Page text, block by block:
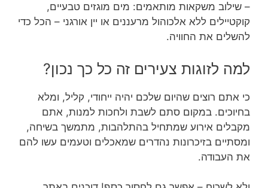
– שילוב משקאות מותאמים: מים מוגזים טבעיים,
קוקטיילים ללא אלכוהול מרעננים או יין אורגני – הכל כדי
להשלים את החוויה.
למה לזוגות צעירים זה כל כך נכון?
כי אתם רוצים שהיום שלכם יהיה ייחודי, קליל, ומלא
בחיוכים. במקום סתם לשבת ולחכות למנות, אתם
מקבלים אירוע שמתחיל בהתלהבות, מתמשך בשיחה,
ומסתיים בזיכרונות נהדרים שמאכלים וטעמים עשו להם
את העבודה.